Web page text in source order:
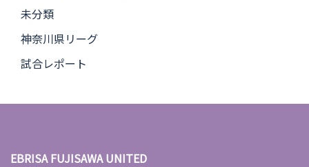
未分類
神奈川県リーグ
試合レポート
EBRISA FUJISAWA UNITED